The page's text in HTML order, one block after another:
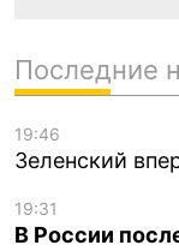
Последние
19:46
Зеленский
19:31
В России